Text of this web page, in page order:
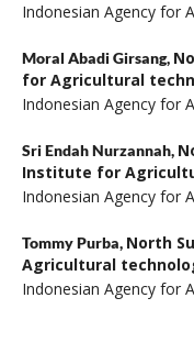
Indonesian Agency for
Moral Abadi Girsang,
for Agricultural
Indonesian Agency for
Sri Endah Nurzannah,
Institute for
Indonesian Agency for
Tommy Purba, North
Agricultural
Indonesian Agency for